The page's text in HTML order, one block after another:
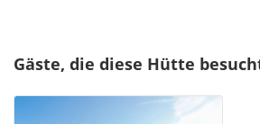
Gäste, die diese Hütte